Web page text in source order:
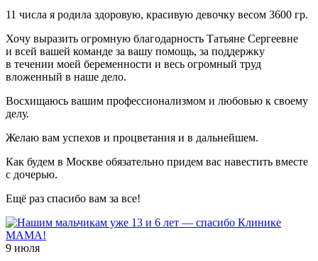
11 числа я родила здоровую, красивую девочку весом 3600 гр.
Хочу выразить огромную благодарность Татьяне Сергеевне
и всей вашей команде за вашу помощь, за поддержку
в течении моей беременности и весь огромный труд
вложенный в наше дело.
Восхищаюсь вашим профессионализмом и любовью к своему
делу.
Желаю вам успехов и процветания и в дальнейшем.
Как будем в Москве обязательно придем вас навестить вместе
с дочерью.
Ещё раз спасибо вам за все!
9 июля